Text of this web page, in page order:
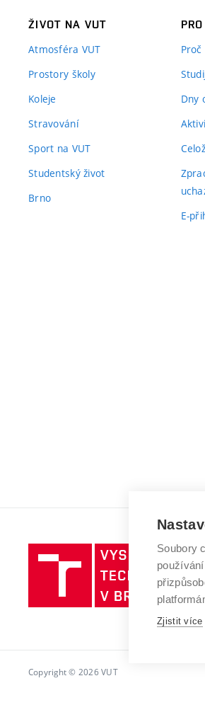
ŽIVOT NA VUT
Atmosféra VUT
Prostory školy
Koleje
Stravování
Sport na VUT
Studentský život
Brno
Proč
Dny
E-
Copyright © 2026 VUT
Soubory
Zjistit více